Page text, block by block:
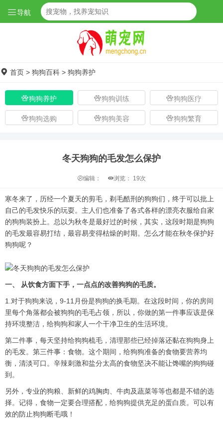
导航
首页 > 狗狗百科 > 狗狗养护
狗狗养护 狗狗训练 狗狗医疗
狗狗选购 狗狗美容 狗狗繁育
冬天狗狗的毛发怎么保护
编辑： 浏览： 19次
寒冬来了，历经一个夏天的剪毛，剃毛酷刑的狗狗们，终于可以批上
自己的毛发快乐的玩耍。主人们也准备了各式各样的漂亮衣服给自家
的狗狗装扮上。总以为秋冬是最好过的时候，其实，这段时期是狗狗
的毛发最容易打结，最容易变得枯燥的时期。怎么才能在秋冬保护好
狗狗呢？
一、 从饮食方面下手，一点点的改善狗狗的毛质。
1.对于狗狗来说，9-11月份是狗狗的换毛期。在这段时间，你的房间
里每个角落都会被狗狗的毛毛占领，所以，你做的第一件事应该是保
持环境整洁，给狗狗和家人一个干净卫生的生活环境。
第二件事，每天坚持给狗狗梳毛，清理那些已经掉落还黏在狗狗身上
的毛发。第三件事：食物。这个期间，给狗狗准备的食物要营养均
衡，清淡可口。辛辣刺激和盐分太高的食物坚决不能让馋嘴的狗狗碰
到。
另外，专业的狗粮、新鲜的鸡胸肉、牛肉及蔬菜等等也都是不错的选
择。记得，食物一定要合理搭配，给狗狗提供充足的蛋白质。可以有
效的防止狗狗断毛哦！